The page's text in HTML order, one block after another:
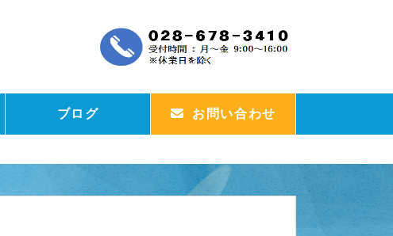
ブログ お問い合わせ